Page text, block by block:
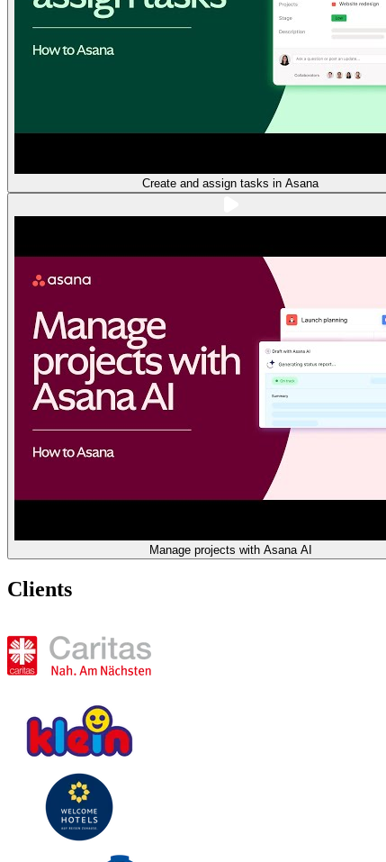
Create and assign tasks in Asana
Manage projects with Asana AI
Clients